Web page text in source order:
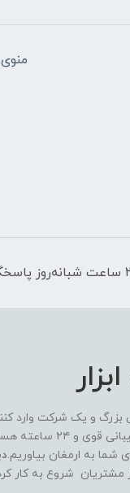
بزرگ و یک شرکت وارد
فروشگاه ارزان
شما به ارمغان بیاوریم.
مشتریان شروع به کار